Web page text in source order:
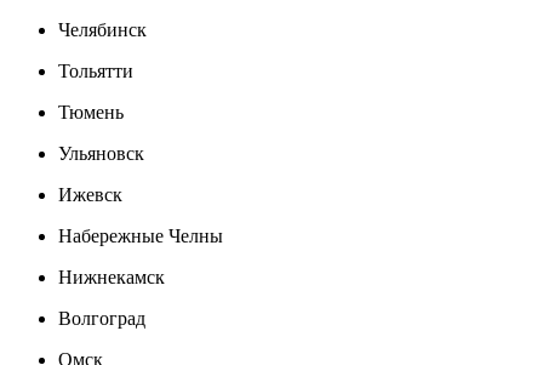
Челябинск
Тольятти
Тюмень
Ульяновск
Ижевск
Набережные Челны
Нижнекамск
Волгоград
Омск